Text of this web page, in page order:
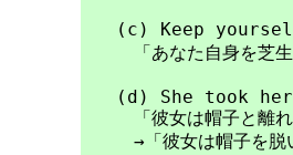
(c) Keep yourself
「あなた自身を芝生と
(d) She took
「彼女は帽子と離れ
→「彼女は帽子を脱い